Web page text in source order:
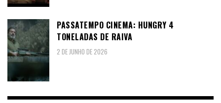
PASSATEMPO CINEMA: HUNGRY 4
TONELADAS DE RAIVA
2 DE JUNHO DE 2026